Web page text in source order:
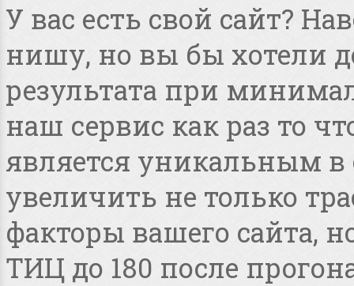
У вас есть свой сайт?
нишу, но вы бы хотели
результата при
наш сервис как раз то
является уникальным в
увеличить не только
факторы вашего сайта,
ТИЦ до 180 после